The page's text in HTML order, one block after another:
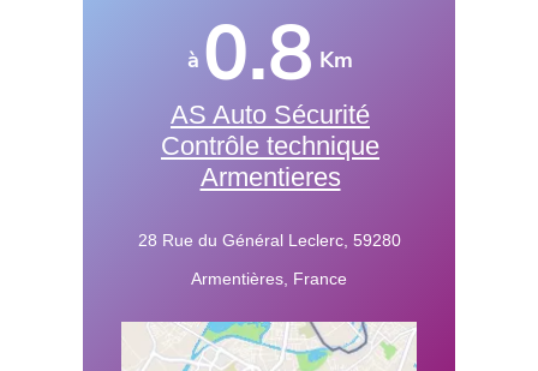
à 0.8 Km
AS Auto Sécurité
Contrôle technique
Armentieres
28 Rue du Général Leclerc, 59280
Armentières, France